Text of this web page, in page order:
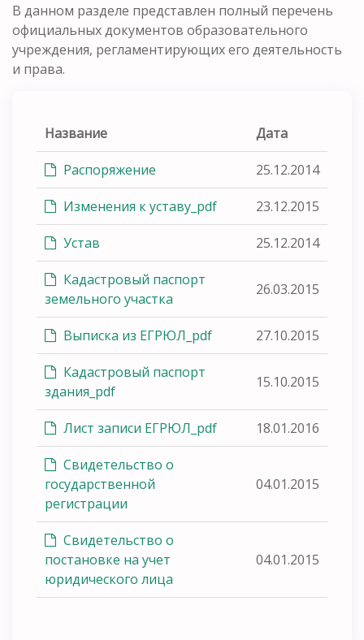
В данном разделе представлен полный перечень
официальных документов образовательного
учреждения, регламентирующих его деятельность
и права.
Название Дата
Распоряжение 25.12.2014
Изменения к уставу_pdf 23.12.2015
Устав 25.12.2014
Кадастровый паспорт
земельного участка
26.03.2015
Выписка из ЕГРЮЛ_pdf 27.10.2015
Кадастровый паспорт
здания_pdf
15.10.2015
Лист записи ЕГРЮЛ_pdf 18.01.2016
Свидетельство о
государственной
регистрации
04.01.2015
Свидетельство о
постановке на учет
юридического лица
04.01.2015